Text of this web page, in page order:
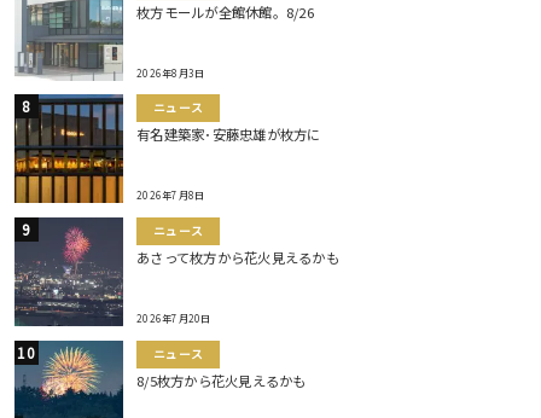
枚方モールが全館休館。8/26
2026年8月3日
ニュース
有名建築家･安藤忠雄が枚方に
2026年7月8日
ニュース
あさって枚方から花火見えるかも
2026年7月20日
ニュース
8/5枚方から花火見えるかも